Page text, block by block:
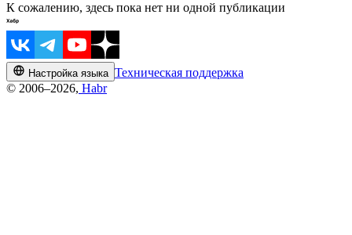
К сожалению, здесь пока нет ни одной публикации
Настройка языка Техническая поддержка
© 2006–2026, Habr